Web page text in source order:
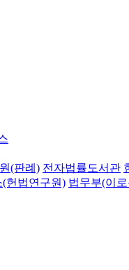
(판례) 전자법률도서관
헌법연구원) 법무부(이